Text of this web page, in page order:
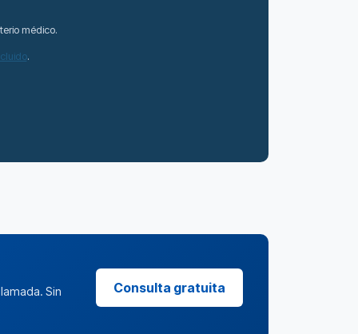
médico.
.
Sin Consulta gratuita